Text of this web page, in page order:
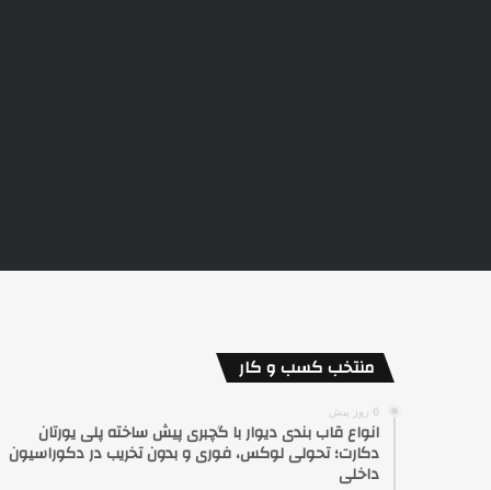
منتخب کسب و کار
6 روز پیش
انواع قاب بندی دیوار با گچبری پیش ساخته پلی یورتان
دکارت؛ تحولی لوکس، فوری و بدون تخریب در دکوراسیون
داخلی